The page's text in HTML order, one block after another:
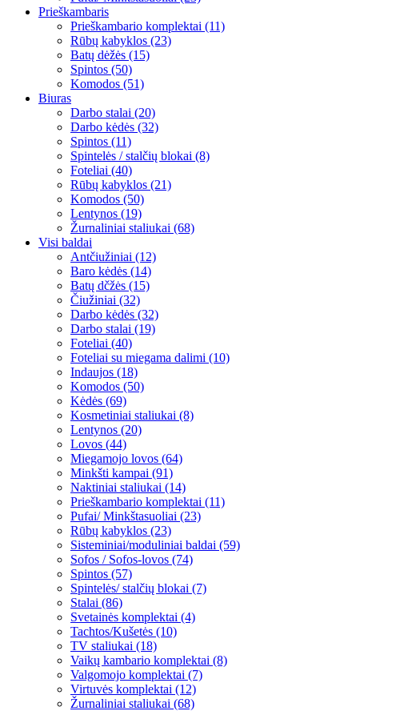
Prieškambaris
Prieškambario komplektai (11)
Rūbų kabyklos (23)
Batų dėžės (15)
Spintos (50)
Komodos (51)
Biuras
Darbo stalai (20)
Darbo kėdės (32)
Spintos (11)
Spintelės / stalčių blokai (8)
Foteliai (40)
Rūbų kabyklos (21)
Komodos (50)
Lentynos (19)
Žurnaliniai staliukai (68)
Visi baldai
Antčiužiniai (12)
Baro kėdės (14)
Batų dčžės (15)
Čiužiniai (32)
Darbo kėdės (32)
Darbo stalai (19)
Foteliai (40)
Foteliai su miegama dalimi (10)
Indaujos (18)
Komodos (50)
Kėdės (69)
Kosmetiniai staliukai (8)
Lentynos (20)
Lovos (44)
Miegamojo lovos (64)
Minkšti kampai (91)
Naktiniai staliukai (14)
Prieškambario komplektai (11)
Pufai/ Minkštasuoliai (23)
Rūbų kabyklos (23)
Sisteminiai/moduliniai baldai (59)
Sofos / Sofos-lovos (74)
Spintos (57)
Spintelės/ stalčių blokai (7)
Stalai (86)
Svetainės komplektai (4)
Tachtos/Kušetės (10)
TV staliukai (18)
Vaikų kambario komplektai (8)
Valgomojo komplektai (7)
Virtuvės komplektai (12)
Žurnaliniai staliukai (68)